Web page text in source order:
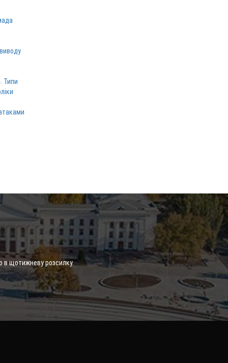
Типи
в щотижневу розсилку.